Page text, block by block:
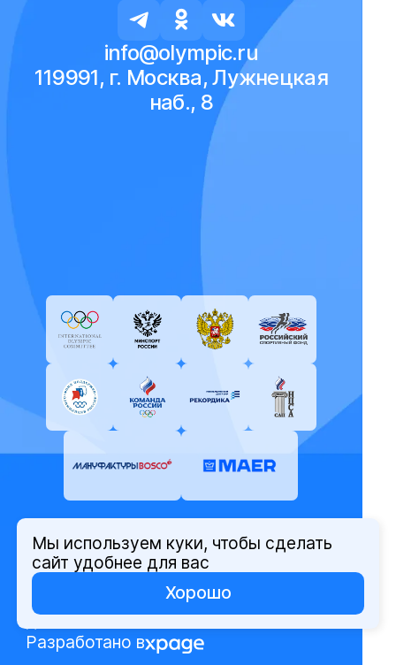
info@olympic.ru
119991, г. Москва, Лужнецкая
наб., 8
© Олимпийский комитет России,
2026
Политика защиты персональных
данных
Разработано в
Мы используем куки, чтобы сделать
сайт удобнее для вас
Хорошо